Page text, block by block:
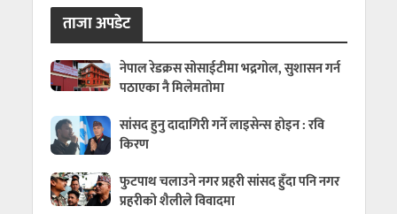
ताजा अपडेट
नेपाल रेडक्रस सोसाईटीमा भद्रगोल, सुशासन गर्न
पठाएका नै मिलेमतोमा
सांसद हुनु दादागिरी गर्ने लाइसेन्स होइन : रवि
किरण
फुटपाथ चलाउने नगर प्रहरी सांसद हुँदा पनि नगर
प्रहरीको शैलीले विवादमा